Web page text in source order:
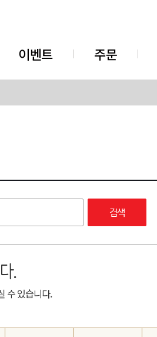
이벤트 주문
검색
.
수 있습니다.